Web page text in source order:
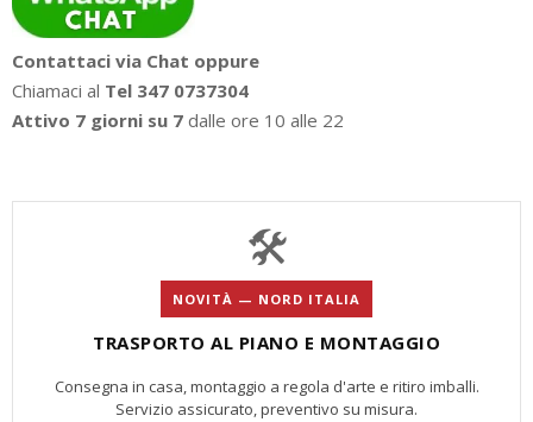
Contattaci via Chat oppure
Chiamaci al Tel 347 0737304
Attivo 7 giorni su 7 dalle ore 10 alle 22
🛠️
NOVITÀ — NORD ITALIA
TRASPORTO AL PIANO E MONTAGGIO
Consegna in casa, montaggio a regola d'arte e ritiro imballi.
Servizio assicurato, preventivo su misura.